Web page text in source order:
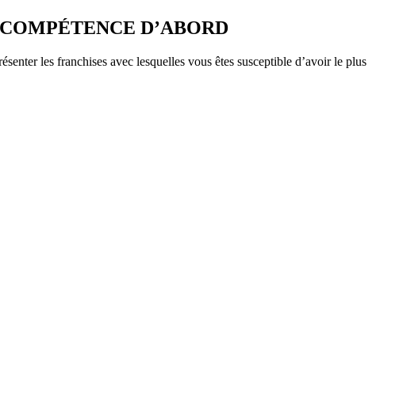
D’ABORD
les franchises avec lesquelles vous êtes susceptible d’avoir le plus